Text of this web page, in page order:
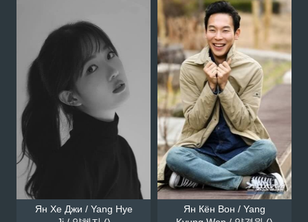
Ян Хе Джи / Yang Hye
Ян Кён Вон / Yang